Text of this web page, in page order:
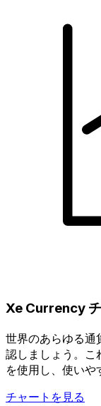
Xe Currency
世界のあらゆる通
認しましょう。こ
を使用し、使いや
チャートを見る